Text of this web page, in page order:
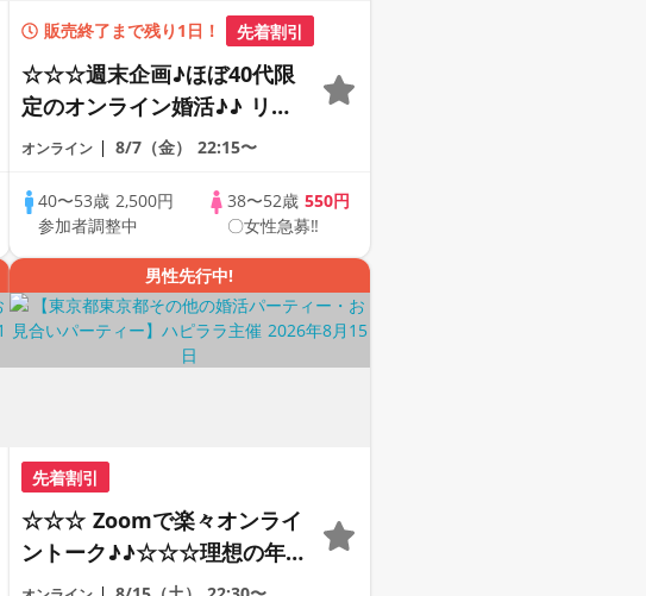
販売終了まで残り1日！ 先着割引
☆☆☆週末企画♪ほぼ40代限
定のオンライン婚活♪♪ リモ
ートの出会い応援♪♪ おうち
の方が対象☆ 司会進行あり
♪♪ THE 40s ONLINE
PARTY!!
オンライン 8/7（金） 22:15〜
40〜53歳2,500円
参加者調整中
38〜52歳 550円
〇女性急募‼
男性先行中!
先着割引
☆☆☆ Zoomで楽々オンライ
ントーク♪♪☆☆☆理想の年の
差♪♪ そろそろ・・・素敵な